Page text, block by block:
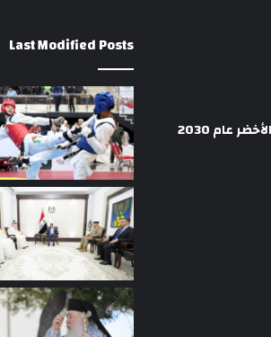
عام 2030
Last Modified Posts